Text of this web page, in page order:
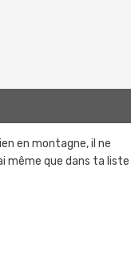
en montagne, il ne
même que dans ta liste